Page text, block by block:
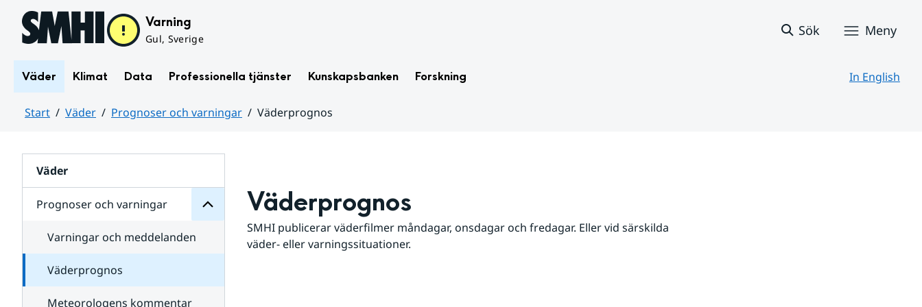
Hoppa till sidans innehåll Varning
Gul, Sverige
Sök Meny
Väder Klimat Data Professionella tjänster Kunskapsbanken Forskning In English
Start Väder Prognoser och varningar
Väderprognos
Väder
Prognoser och varningar
för
varningar
Varningar och meddelanden
Väderprognos
Meteorologens kommentar
Väderprognos
SMHI publicerar väderfilmer måndagar, onsdagar och fredagar. Eller vid särskilda
väder- eller varningssituationer.